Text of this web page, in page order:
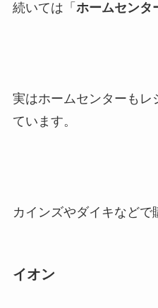
続いては「 ホームセンタ
実はホームセンターもレ
ています。
カインズやダイキなどで
イオン